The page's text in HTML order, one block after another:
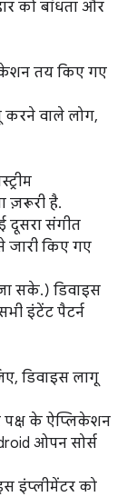
को बांधता और
तय किए गए
करने वाले लोग,
ज़रूरी है.
दूसरा संगीत
जारी किए गए
सके.) डिवाइस
इंटेंट पैटर्न
डिवाइस लागू
पक्ष के ऐप्लिकेशन
ओपन सोर्स
इंप्लीमेंटर को